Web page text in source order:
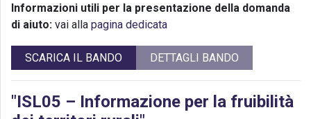
Informazioni utili per la presentazione della domanda
di aiuto: vai alla pagina dedicata
SCARICA IL BANDO DETTAGLI BANDO
"ISL05 – Informazione per la fruibilità